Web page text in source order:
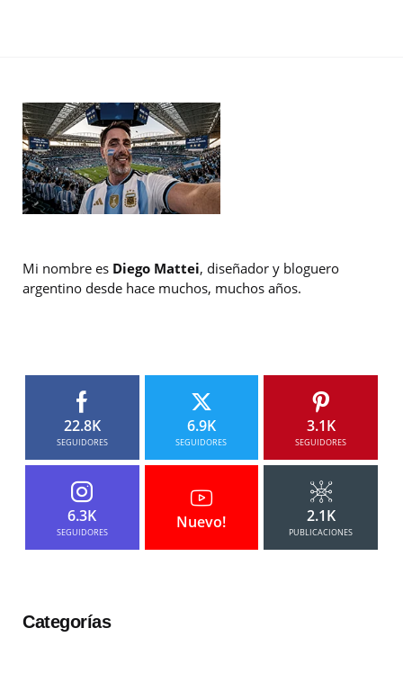
Mi nombre es Diego Mattei, diseñador y bloguero
argentino desde hace muchos, muchos años.
22.8K
SEGUIDORES
6.9K
SEGUIDORES
3.1K
SEGUIDORES
6.3K
SEGUIDORES
Nuevo! 2.1K
PUBLICACIONES
Categorías